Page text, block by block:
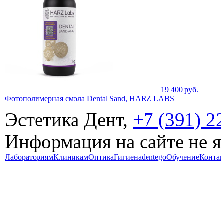
19 400 руб.
Фотополимерная смола Dental Sand, HARZ LABS
Эстетика Дент, +7 (391)
Информация на сайте не
ЛабораториямКлиникамОптикаГигиенаdentegoОбучение